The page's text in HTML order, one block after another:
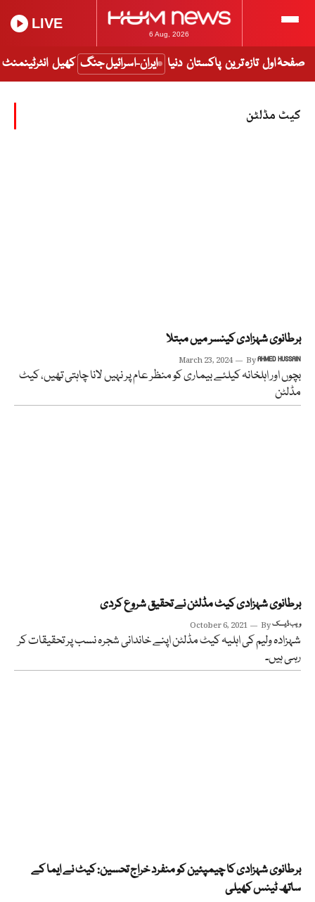
6 Aug, 2026
LIVE
صفحۂ اول تازہ ترین پاکستان دنیا ایران-اسرائیل جنگ کھیل انٹرٹینمنٹ
کیٹ مڈلٹن
برطانوی شہزادی کینسر میں مبتلا
March 23, 2024 ByAHMED HUSSAIN
بچوں اور اہلخانہ کیلئے بیماری کو منظر عام پر نہیں لانا چاہتی تھیں، کیٹ
مڈلٹن
برطانوی شہزادی کیٹ مڈلٹن نے تحقیق شروع کردی
October 6, 2021 Byویب ڈیسک
شہزادہ ولیم کی اہلیہ کیٹ مڈلٹن اپنے خاندانی شجرہ نسب پر تحقیقات کر
رہی ہیں۔
برطانوی شہزادی کا چیمپئین کو منفرد خراج تحسین: کیٹ نے ایما کے
ساتھ ٹینس کھیلی